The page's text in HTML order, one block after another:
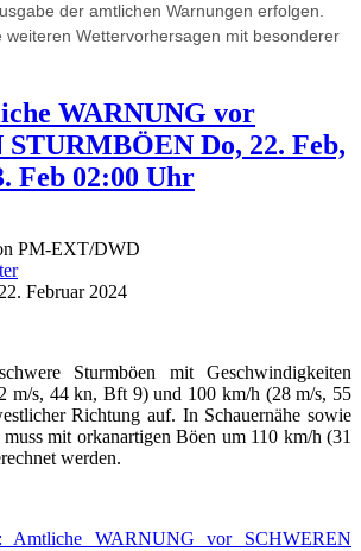
der amtlichen Warnungen erfolgen.
weiteren Wettervorhersagen mit besonderer
WARNUNG vor
Do, 22. Feb,
Feb 02:00 Uhr
PM-EXT/DWD
Februar 2024
Sturmböen mit Geschwindigkeiten
m/s, 44 kn, Bft 9) und 100 km/h (28 m/s, 55
Richtung auf. In Schauernähe sowie
mit orkanartigen Böen um 110 km/h (31
werden.
Amtliche WARNUNG vor SCHWEREN